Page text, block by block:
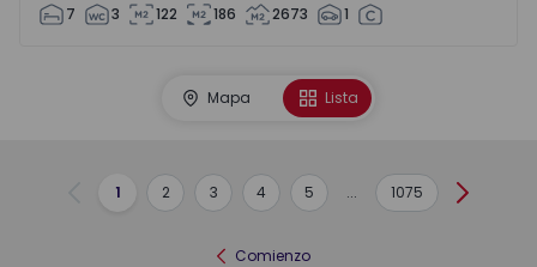
7 3 122 186 2673 1
Mapa Lista
Anterior
1 2 3 4 5 ... 1075
Comienzo